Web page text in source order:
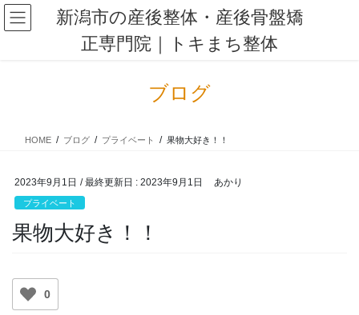
コ
ン
ナ
ビ
新潟市の産後整体・産後骨盤矯
正専門院｜トキまち整体
ブログ
HOME ブログ プライベート 果物大好き！！
2023年9月1日 / 最終更新日 : 2023年9月1日 あかり
プライベート
果物大好き！！
0